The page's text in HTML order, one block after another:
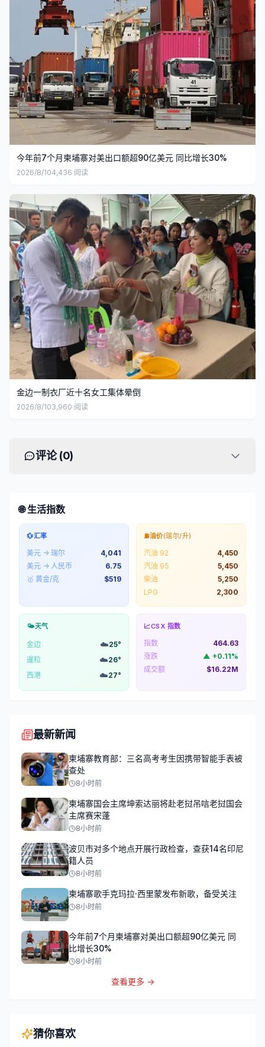
今年前7个月柬埔寨对美出口额超90亿美元 同比增长30%
2026/8/104,436 阅读
金边一制衣厂近十名女工集体晕倒
2026/8/103,960 阅读
评论 (0)
🌐 生活指数
💱汇率
美元 → 瑞尔
4,041
美元 → 人民币
6.75
🥇 黄金/克
$519
⛽油价(瑞尔/升)
汽油 92
4,450
汽油 95
5,450
柴油
5,250
LPG
2,300
🌤️天气
金边 ☁️25°
暹粒
☁️26°
西港
☁️27°
📈CSX 指数
指数
464.63
涨跌
▲ +0.11%
成交额
$16.22M
最新新闻
柬埔寨教育部：三名高考考生因携带智能手表被
查处
8小时前
柬埔寨国会主席坤索达丽将赴老挝吊唁老挝国会
主席赛宋蓬
8小时前
波贝市对多个地点开展行政检查，查获14名印尼
籍人员
8小时前
柬埔寨歌手克玛拉·西里蒙发布新歌，备受关注
8小时前
今年前7个月柬埔寨对美出口额超90亿美元 同
比增长30%
8小时前
查看更多 →
猜你喜欢